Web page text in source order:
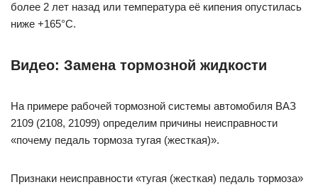
более 2 лет назад или температура её кипения опустилась
ниже +165°C.
Видео: Замена тормозной жидкости
На примере рабочей тормозной системы автомобиля ВАЗ
2109 (2108, 21099) определим причины неисправности
«почему педаль тормоза тугая (жесткая)».
Признаки неисправности «тугая (жесткая) педаль тормоза»